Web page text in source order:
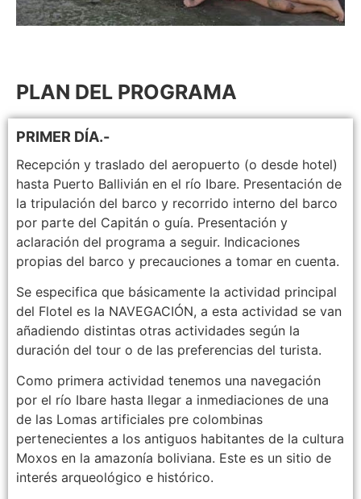
PLAN DEL PROGRAMA
PRIMER DÍA.-
Recepción y traslado del aeropuerto (o desde hotel)
hasta Puerto Ballivián en el río Ibare. Presentación de
la tripulación del barco y recorrido interno del barco
por parte del Capitán o guía. Presentación y
aclaración del programa a seguir. Indicaciones
propias del barco y precauciones a tomar en cuenta.
Se especifica que básicamente la actividad principal
del Flotel es la NAVEGACIÓN, a esta actividad se van
añadiendo distintas otras actividades según la
duración del tour o de las preferencias del turista.
Como primera actividad tenemos una navegación
por el río Ibare hasta llegar a inmediaciones de una
de las Lomas artificiales pre colombinas
pertenecientes a los antiguos habitantes de la cultura
Moxos en la amazonía boliviana. Este es un sitio de
interés arqueológico e histórico.